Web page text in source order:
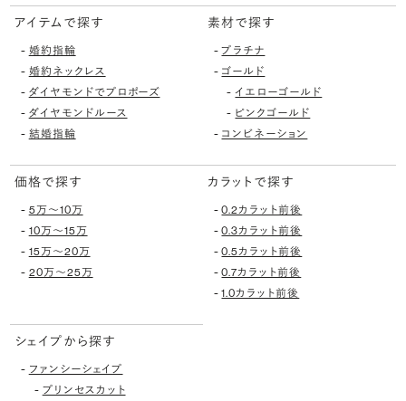
アイテムで探す
- 婚約指輪
- 婚約ネックレス
- ダイヤモンドでプロポーズ
- ダイヤモンドルース
- 結婚指輪
素材で探す
-プラチナ
- ゴールド
-イエローゴールド
- ピンクゴールド
- コンビネーション
価格で探す
- 5万〜10万
- 10万〜15万
- 15万〜20万
- 20万〜25万
カラットで探す
-0.2カラット前後
-0.3カラット前後
-0.5カラット前後
-0.7カラット前後
-1.0カラット前後
シェイプから探す
- ファンシーシェイプ
- プリンセスカット